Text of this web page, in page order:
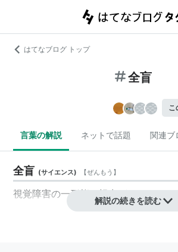
はてなブログ トップ
全盲
こ
言葉の解説 ネットで話題 関連ブ
全盲 (サイエンス) 【ぜんもう 】
視覚障害の一形態。視力がないこと
解説の続きを読む